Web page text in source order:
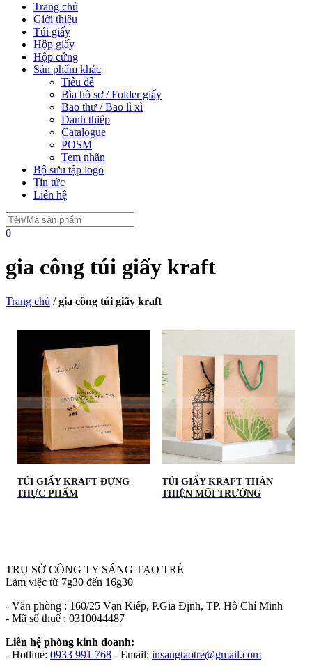
Trang chủ
Giới thiệu
Túi giấy
Hộp giấy
Hộp cứng
Sản phẩm khác
Tiêu đề
Bìa hồ sơ / Folder giấy
Bao thư / Bao lì xì
Danh thiếp
Catalogue
POSM
Tem nhãn
Bộ sưu tập logo
Tin tức
Liên hệ
0
gia công túi giấy kraft
Trang chủ /gia công túi giấy kraft
TÚI GIẤY KRAFT ĐỰNG
THỰC PHẨM
TÚI GIẤY KRAFT THÂN
THIỆN MÔI TRƯỜNG
TRỤ SỞ CÔNG TY SÁNG TẠO TRẺ
Làm việc từ 7g30 đến 16g30
- Văn phòng : 160/25 Vạn Kiếp, P.Gia Định, TP. Hồ Chí Minh
- Mã số thuế : 0310044487
Liên hệ phòng kinh doanh:
- Hotline: 0933 991 768 - Email: insangtaotre@gmail.com